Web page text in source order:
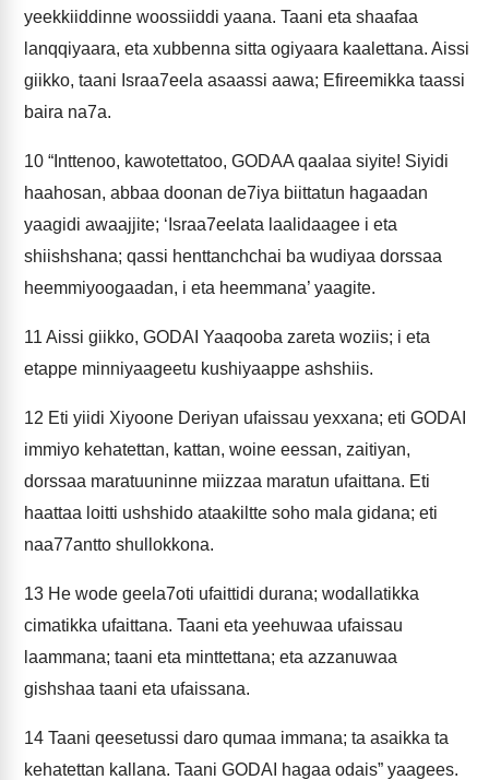
yeekkiiddinne woossiiddi yaana. Taani eta shaafaa
lanqqiyaara, eta xubbenna sitta ogiyaara kaalettana. Aissi
giikko, taani Israa7eela asaassi aawa; Efireemikka taassi
baira na7a.
10 “Inttenoo, kawotettatoo, GODAA qaalaa siyite! Siyidi
haahosan, abbaa doonan de7iya biittatun hagaadan
yaagidi awaajjite; ‘Israa7eelata laalidaagee i eta
shiishshana; qassi henttanchchai ba wudiyaa dorssaa
heemmiyoogaadan, i eta heemmana’ yaagite.
11 Aissi giikko, GODAI Yaaqooba zareta woziis; i eta
etappe minniyaageetu kushiyaappe ashshiis.
12 Eti yiidi Xiyoone Deriyan ufaissau yexxana; eti GODAI
immiyo kehatettan, kattan, woine eessan, zaitiyan,
dorssaa maratuuninne miizzaa maratun ufaittana. Eti
haattaa loitti ushshido ataakiltte soho mala gidana; eti
naa77antto shullokkona.
13 He wode geela7oti ufaittidi durana; wodallatikka
cimatikka ufaittana. Taani eta yeehuwaa ufaissau
laammana; taani eta minttettana; eta azzanuwaa
gishshaa taani eta ufaissana.
14 Taani qeesetussi daro qumaa immana; ta asaikka ta
kehatettan kallana. Taani GODAI hagaa odais” yaagees.